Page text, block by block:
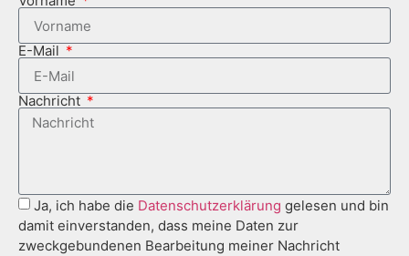
E-Mail
Nachricht
Ja, ich habe die Datenschutzerklärung gelesen und bin
damit einverstanden, dass meine Daten zur
zweckgebundenen Bearbeitung meiner Nachricht